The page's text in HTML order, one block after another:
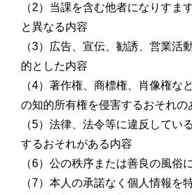
（2）当課を含む他者になりすま
と異なる内容
（3）広告、宣伝、勧誘、営業活
的とした内容
（4）著作権、商標権、肖像権な
の知的所有権を侵害するおそれの
（5）法律、法令等に違反してい
するおそれがある内容
（6）公の秩序または善良の風俗
（7）本人の承諾なく個人情報を